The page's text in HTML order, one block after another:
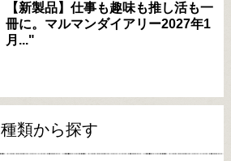
【新製品】仕事も趣味も推し活も一
冊に。マルマンダイアリー2027年1
月..."
種類から探す